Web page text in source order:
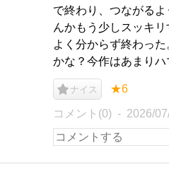
で終わり、つながる
んかもう少しスッキ
よく分からず終わっ
かな？今作はあまりハ
ナイス ★6
コメント(0) 2026/